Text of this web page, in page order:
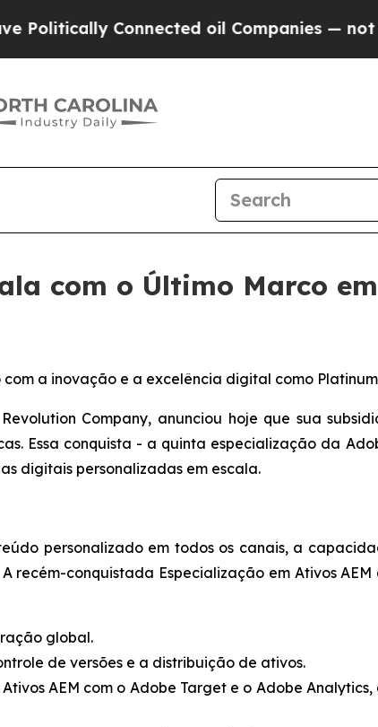
Connected oil Companies — not
com o Último Marco
a inovação e a excelência digital como
Company, anunciou hoje que sua
Essa conquista - a quinta especialização da
digitais personalizadas em escala.
personalizado em todos os canais, a
conquistada Especialização em Ativos
global.
de versões e a distribuição de ativos.
AEM com o Adobe Target e o Adobe